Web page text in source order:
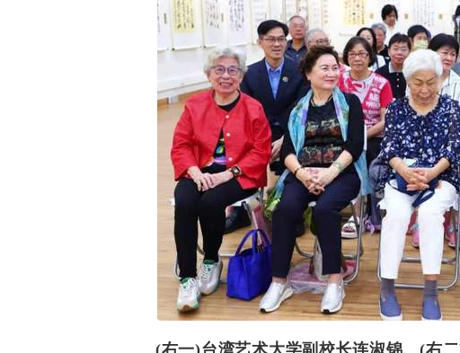
(右一)台湾艺术大学副校长连淑锦、(右